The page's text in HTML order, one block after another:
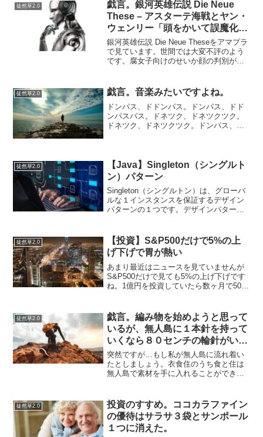
徒然草2.0
戯言。銀河英雄伝説 Die Neue
These – アスターテ海戦とヤン・
ウェンリー「頭をかいて誤魔化す
さ」ってよく考えたら回答やばく
ね？
銀河英雄伝説 Die Neue Theseをアマプラ
で見ています。世間では大変不評のよう
です。腐女子向けのせいか顔の判別がつ
と割り切って視聴しているところです。
…個人的...
徒然草2.0 戯言。音楽みたいですよね。
ドンパス、ドドンパス。ドンパス、ドド
ンパスパス。ドネツク、ドネツクツク。
ドネツク、ドネツクツク。ドンパス、ド
ンツク、ドネツパスツク。
徒然草2.0
【Java】Singleton（シングルト
ン）パターン
Singleton（シングルトン）は、グローバ
ルな１インスタンスを保証するデザイン
パターンの１つです。デザインパターン
て使われることがあります。解説シング
ルトンは、ログ...
徒然草2.0
【投資】S&P500だけで5%の上
げ下げで胃が熱い
あまり最近はニュースを見ていませんが
S&P500だけで見ても5%の上げ下げです
ね。1億円を投資していたら数ヶ月で500
ね…今は1ヶ月分の事業売上が消えたり増
えたりするくら...
徒然草2.0
戯言。編み物を始めようと思って
いるが、無人島に１本針を持って
いくなら８０センチの輪針がいい
らしい。
突然ですが…もし私が無人島に流れ着い
たとしましょう。衣食住のうち食と住は
無人島で素材を手に入れることができれ
で難しいのが「衣」じゃないでしょう
か？ 無人島でサバイバル生...
徒然草2.0
投資のすすめ。ココカラファイン
の優待はサラサ３袋とサンポール
１つに消えた。